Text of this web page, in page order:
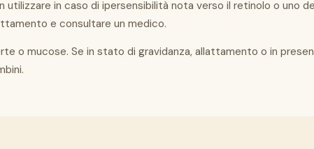
in caso di ipersensibilità nota verso il retinolo o uno
e consultare un medico.
o mucose. Se in stato di gravidanza, allattamento o in